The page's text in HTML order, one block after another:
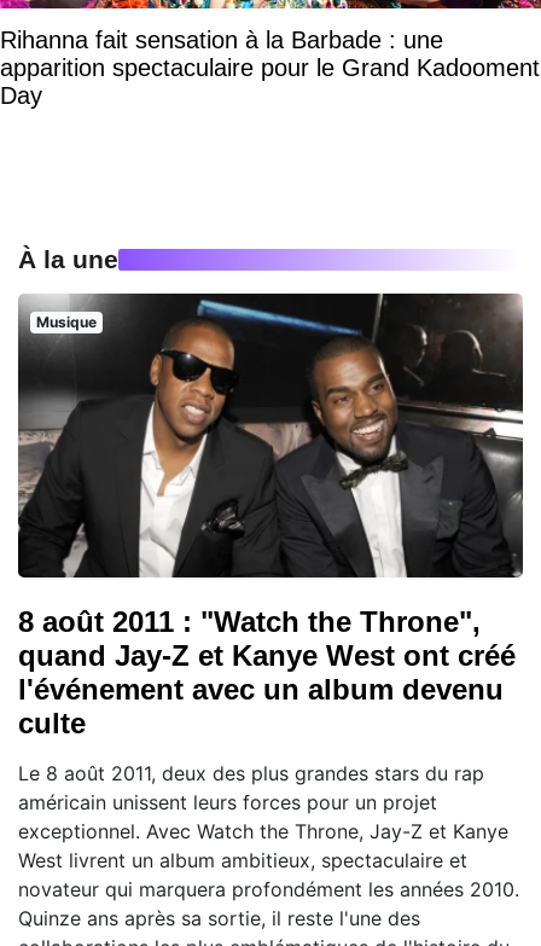
Rihanna fait sensation à la Barbade : une
apparition spectaculaire pour le Grand Kadooment
Day
À la une
Musique
8 août 2011 : "Watch the Throne",
quand Jay-Z et Kanye West ont créé
l'événement avec un album devenu
culte
Le 8 août 2011, deux des plus grandes stars du rap
américain unissent leurs forces pour un projet
exceptionnel. Avec Watch the Throne, Jay-Z et Kanye
West livrent un album ambitieux, spectaculaire et
novateur qui marquera profondément les années 2010.
Quinze ans après sa sortie, il reste l'une des